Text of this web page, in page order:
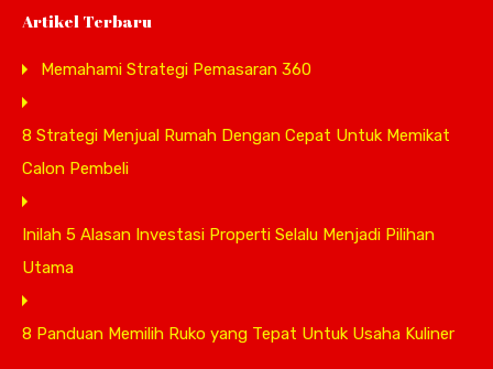
Artikel Terbaru
Memahami Strategi Pemasaran 360
8 Strategi Menjual Rumah Dengan Cepat Untuk Memikat
Calon Pembeli
Inilah 5 Alasan Investasi Properti Selalu Menjadi Pilihan
Utama
8 Panduan Memilih Ruko yang Tepat Untuk Usaha Kuliner